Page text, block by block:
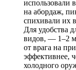
использовали
на абордаж,
спихивали их
Для удобства
видов, — 1–2
от врага на
эффективнее,
холодного